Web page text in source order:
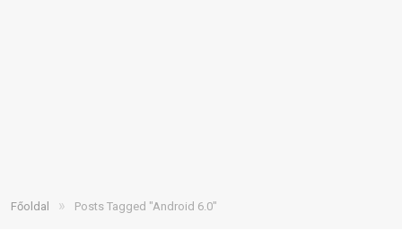
Főoldal » Posts Tagged "Android 6.0"